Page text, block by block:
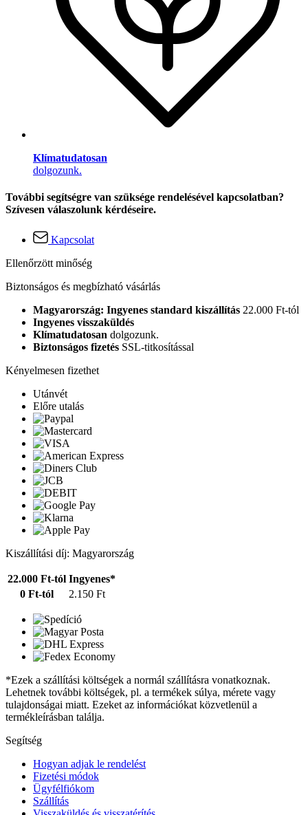
Klímatudatosan
dolgozunk.
További segítségre van szüksége rendelésével kapcsolatban?
Szívesen válaszolunk kérdéseire.
Kapcsolat
Ellenőrzött minőség
Biztonságos és megbízható vásárlás
Magyarország: Ingyenes standard kiszállítás 22.000 Ft-tól
Ingyenes visszaküldés
Klímatudatosan dolgozunk.
Biztonságos fizetés SSL-titkosítással
Kényelmesen fizethet
Utánvét
Előre utalás
Kiszállítási díj: Magyarország
22.000 Ft-tól Ingyenes*
0 Ft-tól
2.150 Ft
*Ezek a szállítási költségek a normál szállításra vonatkoznak.
Lehetnek további költségek, pl. a termékek súlya, mérete vagy
tulajdonságai miatt. Ezeket az információkat közvetlenül a
termékleírásban találja.
Segítség
Hogyan adjak le rendelést
Fizetési módok
Ügyfélfiókom
Szállítás